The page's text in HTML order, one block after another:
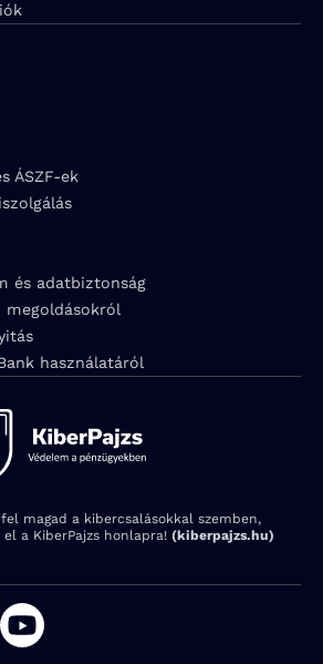
ÁSZF-ek
és adatbiztonság
megoldásokról
használatáról
magad a kibercsalásokkal szemben,
el a KiberPajzs honlapra! (kiberpajzs.hu)